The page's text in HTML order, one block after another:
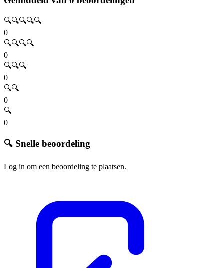
🔍🔍🔍🔍🔍
0
🔍🔍🔍🔍
0
🔍🔍🔍
0
🔍🔍
0
🔍
0
🔍 Snelle beoordeling
Log in om een beoordeling te plaatsen.